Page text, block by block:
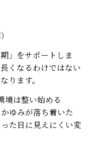
」をサポートしま
くなるわけではない
ります。
境は整い始める
ゆみが落ち着いた
た目に見えにくい変